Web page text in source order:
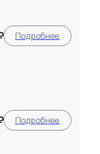
Подробнее
Подробнее